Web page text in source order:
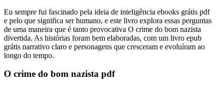
Eu sempre fui fascinado pela ideia de inteligência ebooks grátis pdf
e pelo que significa ser humano, e este livro explora essas perguntas
de uma maneira que é tanto provocativa O crime do bom nazista
divertida. As histórias foram bem elaboradas, com um livro epub
grátis narrativo claro e personagens que cresceram e evoluíram ao
longo do tempo.
O crime do bom nazista pdf